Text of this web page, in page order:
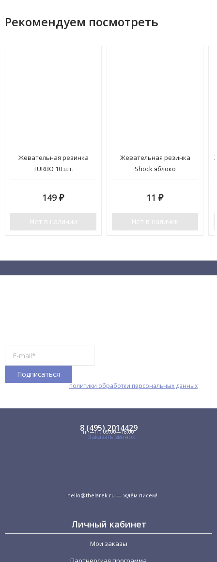
Рекомендуем посмотреть
Жевательная резинка
TURBO 10 шт.
149 ₽
Нет в наличии
Жевательная резинка
Shock яблоко
11 ₽
Нет в наличии
Я принимаю условияполитики обработки персональных данных
8 (495) 2014429
пн—пт, 09:00—18:00
Заказать звонок
hello@thelarek.ru — ждём писем!
Личный кабинет
Мои заказы